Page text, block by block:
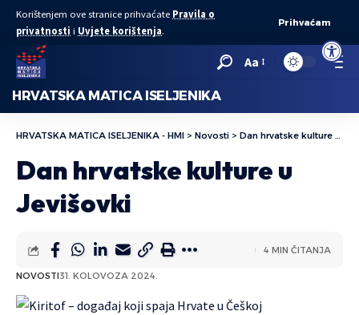
Korištenjem ove stranice prihvaćate Pravila o
privatnosti i Uvjete korištenja.
Prihvaćam
Aa
HRVATSKA MATICA ISELJENIKA
HRVATSKA MATICA ISELJENIKA - HMI > Novosti > Dan hrvatske kulture u Jevišovki
Dan hrvatske kulture u
Jevišovki
NOVOSTI31. KOLOVOZA 2024.
4 MIN ČITANJA
Open